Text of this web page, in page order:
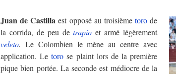
Juan de Castilla est opposé au troisième torode
la corrida, de peu detrapío et armé légèrement
veleto. Le Colombien le mène au centre avec
application. Letoro se plaint lors de la première
pique bien portée. La seconde est médiocre de la